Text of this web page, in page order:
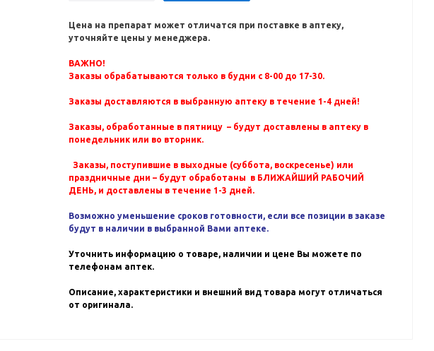
Цена на препарат может отличатся при поставке в аптеку,
уточняйте цены у менеджера.
ВАЖНО!
Заказы обрабатываются только в будни с 8-00 до 17-30.
Заказы доставляются в выбранную аптеку в течение 1-4 дней!
Заказы, обработанные в пятницу – будут доставлены в аптеку в
понедельник или во вторник.
Заказы, поступившие в выходные (суббота, воскресенье) или
праздничные дни – будут обработаны в БЛИЖАЙШИЙ РАБОЧИЙ
ДЕНЬ, и доставлены в течение 1-3 дней.
Возможно уменьшение сроков готовности, если все позиции в заказе
будут в наличии в выбранной Вами аптеке.
Уточнить информацию о товаре, наличии и цене Вы можете по
телефонам аптек.
Описание, характеристики и внешний вид товара могут отличаться
от оригинала.